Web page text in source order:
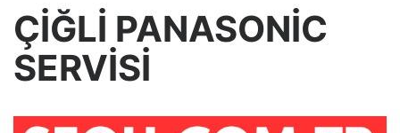
ÇİĞLİ PANASONİC
SERVİSİ